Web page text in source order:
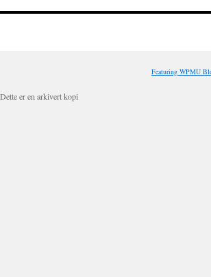
Featuring WPMU
er en arkivert kopi